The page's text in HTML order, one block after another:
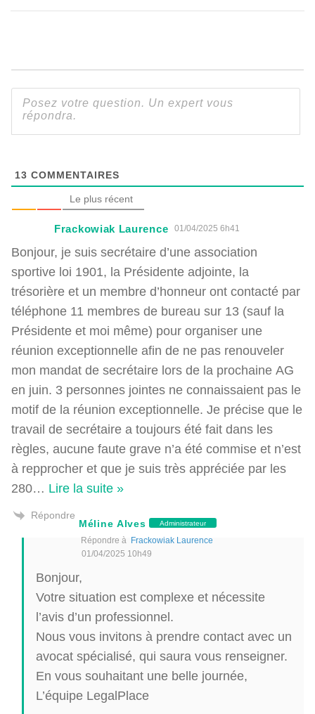
13 COMMENTAIRES
Le plus récent
Frackowiak Laurence 01/04/2025 6h41
Bonjour, je suis secrétaire d’une association
sportive loi 1901, la Présidente adjointe, la
trésorière et un membre d’honneur ont contacté par
téléphone 11 membres de bureau sur 13 (sauf la
Présidente et moi même) pour organiser une
réunion exceptionnelle afin de ne pas renouveler
mon mandat de secrétaire lors de la prochaine AG
en juin. 3 personnes jointes ne connaissaient pas le
motif de la réunion exceptionnelle. Je précise que le
travail de secrétaire a toujours été fait dans les
règles, aucune faute grave n’a été commise et n’est
à repprocher et que je suis très appréciée par les
280… Lire la suite »
Répondre
Méline Alves Administrateur
Répondre à Frackowiak Laurence
01/04/2025 10h49
Bonjour,
Votre situation est complexe et nécessite
l’avis d’un professionnel.
Nous vous invitons à prendre contact avec un
avocat spécialisé, qui saura vous renseigner.
En vous souhaitant une belle journée,
L’équipe LegalPlace